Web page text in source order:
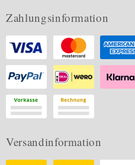
Zahlungsinformation
Versandinformation